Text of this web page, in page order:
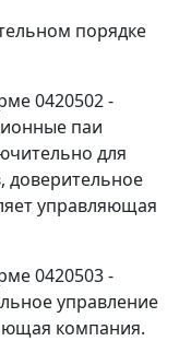
порядке
0420502 -
паи
для
доверительное
управляющая
0420503 -
управление
компания.